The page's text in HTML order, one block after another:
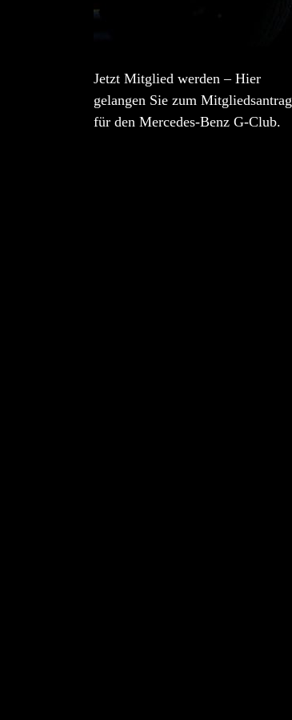
Jetzt Mitglied werden – Hier
gelangen Sie zum Mitgliedsantrag
für den Mercedes-Benz G-Club.